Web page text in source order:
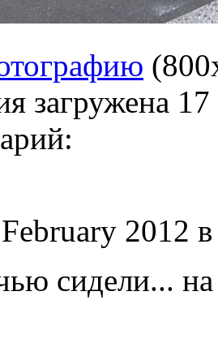
загружена
2012
сидели...